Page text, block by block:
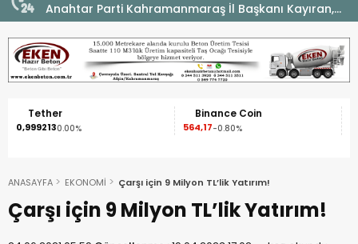
Anahtar Parti Kahramanmaraş İl Başkanı Kayıran,
Afşin Teşkilatı ile buluştu.
Tether
0,9992130.00%
Binance Coin
564,17-0.80%
ANASAYFA EKONOMİ Çarşı için 9 Milyon TL’lik Yatırım!
Çarşı için 9 Milyon TL’lik Yatırım!